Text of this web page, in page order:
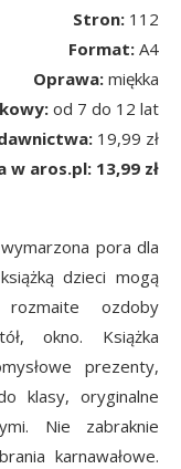
Stron: 112
Format: A4
Oprawa: miękka
od 7 do 12 lat
19,99 zł
w aros.pl: 13,99 zł
pora dla
dzieci mogą
rozmaite ozdoby
okno. Książka
prezenty,
klasy, oryginalne
Nie zabraknie
karnawałowe.